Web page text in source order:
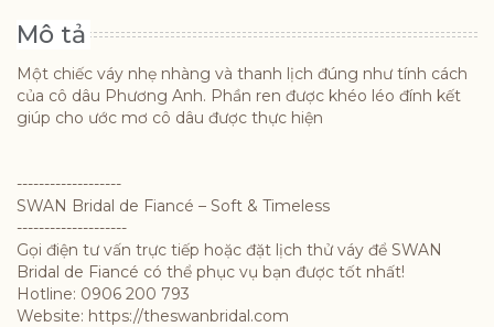
Mô tả
Một chiếc váy nhẹ nhàng và thanh lịch đúng như tính cách
của cô dâu Phương Anh. Phần ren được khéo léo đính kết
giúp cho ước mơ cô dâu được thực hiện
-------------------
SWAN Bridal de Fiancé – Soft & Timeless
--------------------
Gọi điện tư vấn trực tiếp hoặc đặt lịch thử váy để SWAN
Bridal de Fiancé có thể phục vụ bạn được tốt nhất!
Hotline: 0906 200 793
Website: https://theswanbridal.com